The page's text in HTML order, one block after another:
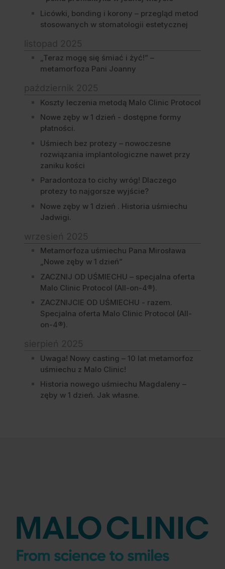
Licówki, bonding i korony – przegląd metod
stosowanych w stomatologii estetycznej
„Teraz mogę się śmiać i żyć!” –
metamorfoza Pani Joanny
Koszty leczenia metodą Malo Clinic Protocol
Nowe zęby w 1 dzień - dostępne formy
płatności.
Uśmiech bez protezy – nowoczesne
rozwiązania implantologiczne nawet przy
zaniku kości
Paradontoza to cichy wróg! Dlaczego
protezy to najgorsze wyjście?
Nowe zęby w 1 dzień . Historia uśmiechu
Jadwigi.
Metamorfoza uśmiechu Pana Mirosława
„Nowe zęby w 1 dzień”
ZACZNIJ OD UŚMIECHU – specjalna oferta
Malo Clinic Protocol (All-on-4®).
ZACZNIJCIE OD UŚMIECHU - razem.
Specjalna oferta Malo Clinic Protocol (All-
on-4®).
Uwaga! Nowy casting – 10 lat metamorfoz
uśmiechu z Malo Clinic!
Historia nowego uśmiechu Magdaleny –
zęby w 1 dzień. Jak własne.